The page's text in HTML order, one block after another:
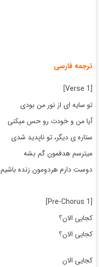
ترجمه فارسی
[Verse 1]
تو سایه ای از نور من بودی
آیا من و خودت رو حس میکنی
ستاره ی دیگر، تو ناپدید شدی
میترسم هدفمون گم بشه
دوست دارم هردومون زنده باشیم
[Pre-Chorus 1]
کجایی الان؟
کجایی الان؟
کجایی الان